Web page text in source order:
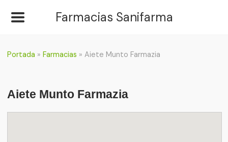
Farmacias Sanifarma
Portada »Farmacias »Aiete Munto Farmazia
Aiete Munto Farmazia